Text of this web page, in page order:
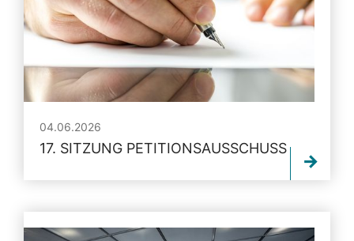
04.06.2026
17. SITZUNG PETITIONSAUSSCHUSS